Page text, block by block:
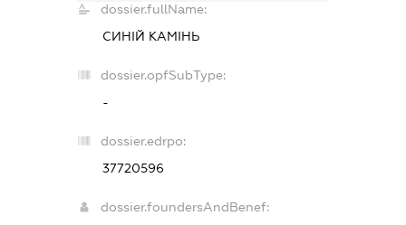
dossier.fullName:
СИНІЙ КАМІНЬ
dossier.opfSubType:
-
dossier.edrpo:
37720596
dossier.foundersAndBenef: